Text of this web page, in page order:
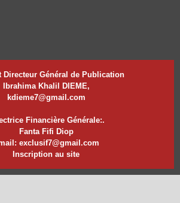
Directeur Général de Publication
Ibrahima Khalil DIEME,
kdieme7@gmail.com
Financière Générale:.
Fanta Fifi Diop
exclusif7@gmail.com
Inscription au site